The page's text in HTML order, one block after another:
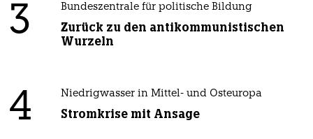
3 Bundeszentrale für politische Bildung
Zurück zu den antikommunistischen
Wurzeln
4 Niedrigwasser in Mittel- und Osteuropa
Stromkrise mit Ansage